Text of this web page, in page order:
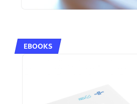
EBOOKS